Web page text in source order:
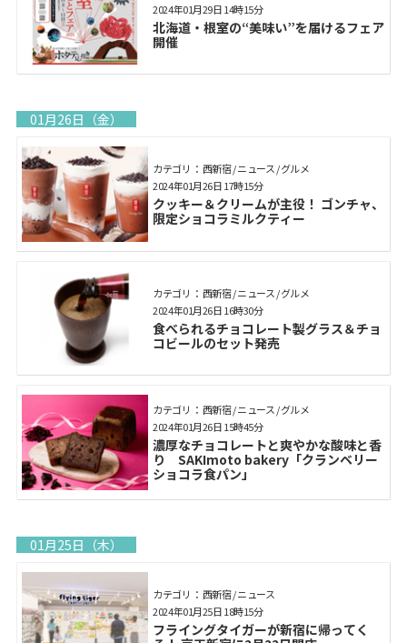
北海道・根室の“美味い”を届けるフェア
開催
2024年01月29日 14時15分
01月26日（金）
カテゴリ： 西新宿 / ニュース / グルメ
クッキー＆クリームが主役！ ゴンチャ、
限定ショコラミルクティー
2024年01月26日 17時15分
カテゴリ： 西新宿 / ニュース / グルメ
食べられるチョコレート製グラス＆チョ
コビールのセット発売
2024年01月26日 16時30分
カテゴリ： 西新宿 / ニュース / グルメ
濃厚なチョコレートと爽やかな酸味と香
り SAKImoto bakery「クランベリー
ショコラ食パン」
2024年01月26日 15時45分
01月25日（木）
カテゴリ： 西新宿 / ニュース
フライングタイガーが新宿に帰ってく
2024年01月25日 18時15分